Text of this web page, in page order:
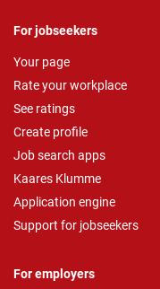
For jobseekers
Your page
Rate your workplace
See ratings
Create profile
Job search apps
Kaares Klumme
Application engine
Support for jobseekers
For employers